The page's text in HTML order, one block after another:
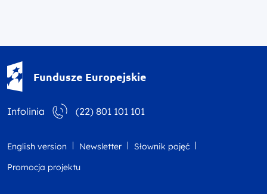
Fundusze Europejskie
Infolinia (22) 801 101 101
English version Newsletter
Słownik pojęć
Promocja projektu